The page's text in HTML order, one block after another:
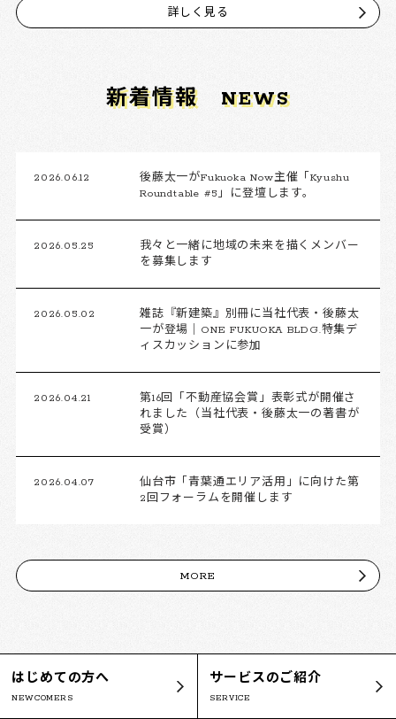
詳しく見る
新着情報 NEWS
2026.06.12
後藤太一がFukuoka Now主催「Kyushu
Roundtable #5」に登壇します。
2026.05.25
我々と一緒に地域の未来を描くメンバー
を募集します
2026.05.02
雑誌『新建築』別冊に当社代表・後藤太
一が登場｜ONE FUKUOKA BLDG.特集デ
ィスカッションに参加
2026.04.21
第16回「不動産協会賞」表彰式が開催さ
れました（当社代表・後藤太一の著書が
受賞）
2026.04.07
仙台市「青葉通エリア活用」に向けた第
2回フォーラムを開催します
MORE
はじめての方へ
NEWCOMERS
サービスのご紹介
SERVICE